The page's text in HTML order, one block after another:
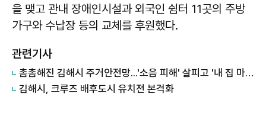
을 맺고 관내 장애인시설과 외국인 쉼터 11곳의 주방
가구와 수납장 등의 교체를 후원했다.
관련기사
촘촘해진 김해시 주거안전망...'소음 피해' 살피고 '내 집 마련' 돕는다
김해시, 크루즈 배후도시 유치전 본격화